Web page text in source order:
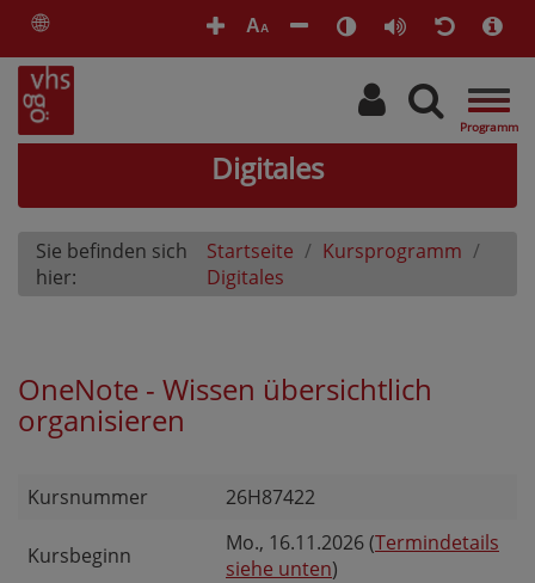
🌐 AA
Digitales
Sie befinden sich
hier:
Startseite
Kursprogramm
Digitales
OneNote - Wissen übersichtlich
organisieren
Kursnummer 26H87422
Kursbeginn Mo., 16.11.2026 (Termindetails
siehe unten)